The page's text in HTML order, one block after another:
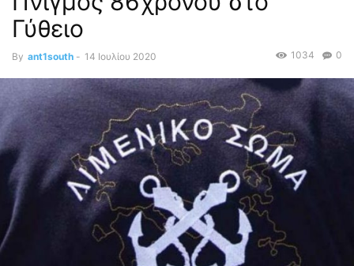
Γύθειο
By ant1south - 14 Ιουλίου 2020 0
1034